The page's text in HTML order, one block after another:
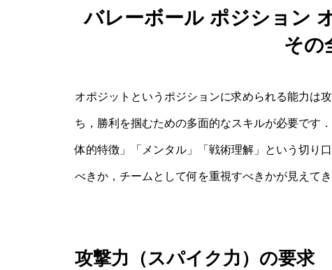
バレーボール ポジション
その
オポジットというポジションに求められる能力は
ち，勝利を掴むための多面的なスキルが必要です
体的特徴」「メンタル」「戦術理解」という切り
べきか，チームとして何を重視すべきかが見えてき
攻撃力（スパイク力）の要求